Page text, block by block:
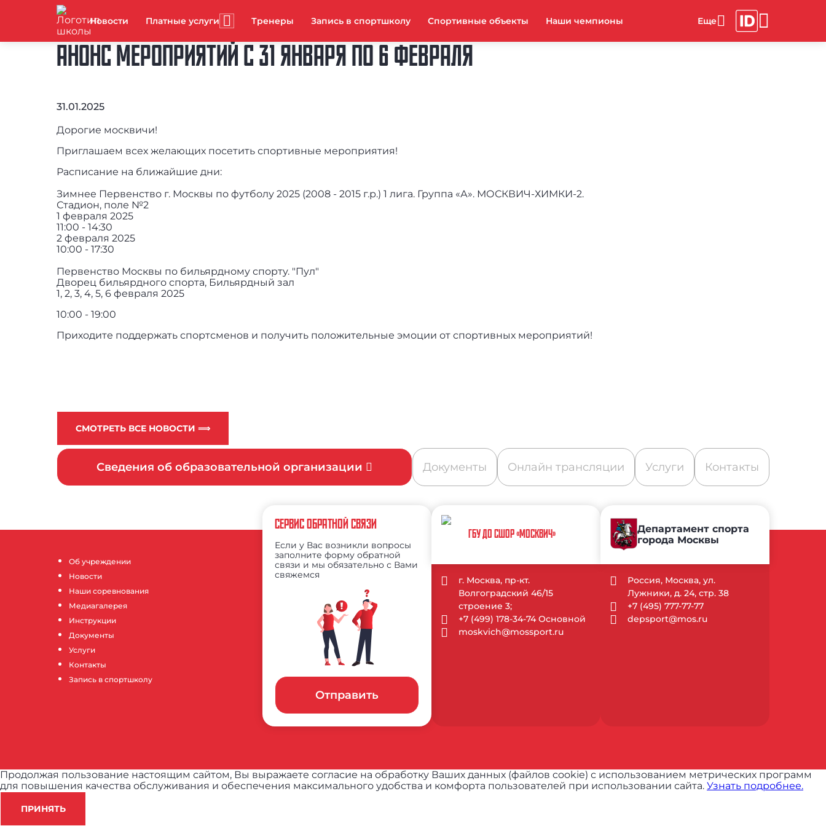
Новости Платные услуги Тренеры Запись в спортшколу Спортивные объекты Наши чемпионы
АНОНС МЕРОПРИЯТИЙ С 31 ЯНВАРЯ ПО 6 ФЕВРАЛЯ
31.01.2025
Дорогие москвичи!
Приглашаем всех желающих посетить спортивные мероприятия!
Расписание на ближайшие дни:
Зимнее Первенство г. Москвы по футболу 2025 (2008 - 2015 г.р.) 1 лига. Группа «А». МОСКВИЧ-ХИМКИ-2.
Стадион, поле №2
1 февраля 2025
11:00 - 14:30
2 февраля 2025
10:00 - 17:30
Первенство Москвы по бильярдному спорту. "Пул"
Дворец бильярдного спорта, Бильярдный зал
1, 2, 3, 4, 5, 6 февраля 2025
10:00 - 19:00
Приходите поддержать спортсменов и получить положительные эмоции от спортивных мероприятий!
СМОТРЕТЬ ВСЕ НОВОСТИ ⟹
Сведения об образовательной организации Документы Онлайн трансляции Услуги Контакты
Об учреждении
Новости
Наши соревнования
Медиагалерея
Инструкции
Документы
Услуги
Контакты
Запись в спортшколу
СЕРВИС ОБРАТНОЙ СВЯЗИ
Если у Вас возникли вопросы
заполните форму обратной
связи и мы обязательно с Вами
свяжемся
Отправить
ГБУ ДО СШОР «МОСКВИЧ»
г. Москва, пр-кт.
Волгоградский 46/15
строение 3;
+7 (499) 178-34-74 Основной
moskvich@mossport.ru
Департамент спорта
города Москвы
Россия, Москва, ул.
Лужники, д. 24, стр. 38
+7 (495) 777-77-77
depsport@mos.ru
Продолжая пользование настоящим сайтом, Вы выражаете согласие на обработку Ваших данных (файлов cookie) с использованием метрических программ
для повышения качества обслуживания и обеспечения максимального удобства и комфорта пользователей при использовании сайта. Узнать подробнее.
ПРИНЯТЬ